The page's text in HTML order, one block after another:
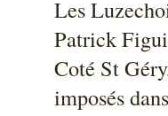
Les
Patrick
Coté St
imposés